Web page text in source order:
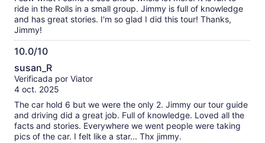
ride in the Rolls in a small group. Jimmy is full of knowledge
and has great stories. I'm so glad I did this tour! Thanks,
Jimmy!
10.0/10
de
10
susan_R
Verificada por Viator
4 oct. 2025
The car hold 6 but we were the only 2. Jimmy our tour guide
and driving did a great job. Full of knowledge. Loved all the
facts and stories. Everywhere we went people were taking
pics of the car. I felt like a star... Thx jimmy.